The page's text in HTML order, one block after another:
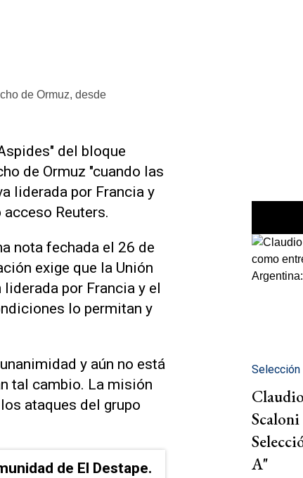
de Ormuz, desde
del bloque
de Ormuz "cuando las
liderada por Francia y
Reuters.
nota fechada el 26 de
exige ‌que la Unión
por ⁠Francia y el
lo permitan y
y aún no ‌está
tal cambio. ⁠La misión
ataques del grupo
de El Destape.
Selección
A"